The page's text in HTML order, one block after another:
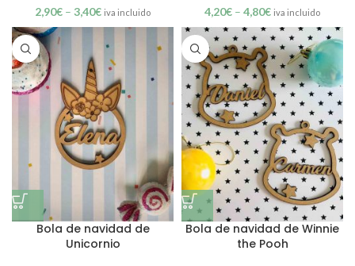
2,90€ – 3,40€ iva incluido 4,20€ – 4,80€ iva incluido
Bola de navidad de
Unicornio
Bola de navidad de Winnie
the Pooh